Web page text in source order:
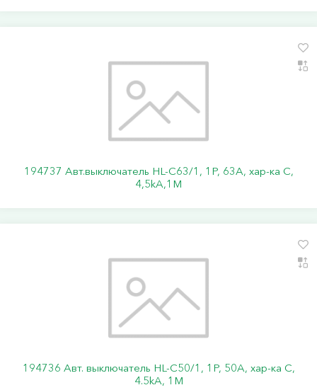
194737 Авт.выключатель HL-C63/1, 1Р, 63А, хар-ка С,
4,5kA,1M
194736 Авт. выключатель HL-C50/1, 1P, 50A, хар-ка C,
4.5kA, 1M